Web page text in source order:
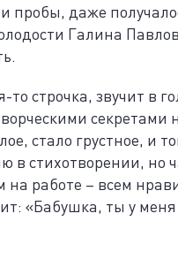
пробы, даже
Галина
строчка, звучит в
стало грустное, и
стихотворении, но
работе – всем
«Бабушка, ты у